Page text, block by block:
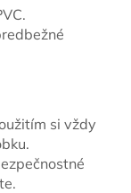
si vždy